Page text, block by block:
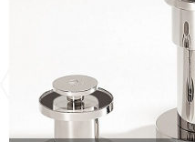
ванна» –
удивить.
решающая
Рудольфом
его
комнату,
элементами